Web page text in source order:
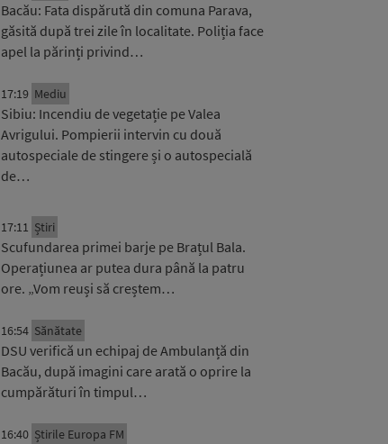
Bacău: Fata dispărută din comuna Parava,
găsită după trei zile în localitate. Poliția face
apel la părinți privind…
17:19 Mediu
Sibiu: Incendiu de vegetație pe Valea
Avrigului. Pompierii intervin cu două
autospeciale de stingere și o autospecială
de…
17:11 Știri
Scufundarea primei barje pe Brațul Bala.
Operațiunea ar putea dura până la patru
ore. „Vom reuși să creștem…
16:54 Sănătate
DSU verifică un echipaj de Ambulanță din
Bacău, după imagini care arată o oprire la
cumpărături în timpul…
16:40 Știrile Europa FM